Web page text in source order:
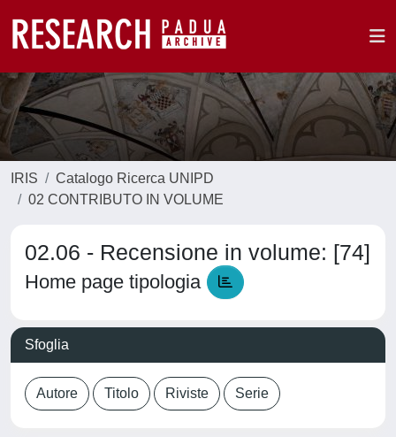
IRIS
Catalogo Ricerca UNIPD
02 CONTRIBUTO IN VOLUME
02.06 - Recensione in volume: [74]
Home page tipologia
Sfoglia